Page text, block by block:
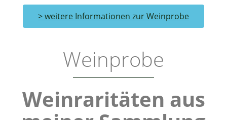
> weitere Informationen zur Weinprobe
Weinprobe
Weinraritäten aus